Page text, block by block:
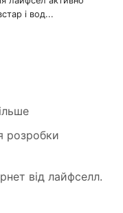
розробки
від лайфселл.